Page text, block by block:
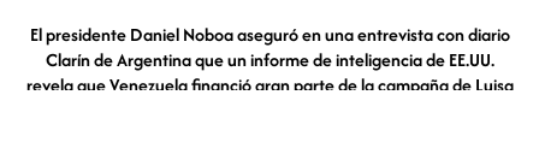
El presidente Daniel Noboa aseguró en una entrevista con diario
Clarín de Argentina que un informe de inteligencia de EE.UU.
revela que Venezuela financió gran parte de la campaña de Luisa